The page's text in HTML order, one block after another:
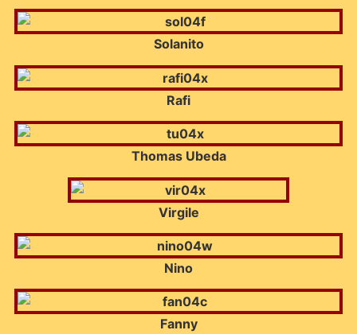
Solanito
Rafi
Thomas Ubeda
Virgile
Nino
Fanny